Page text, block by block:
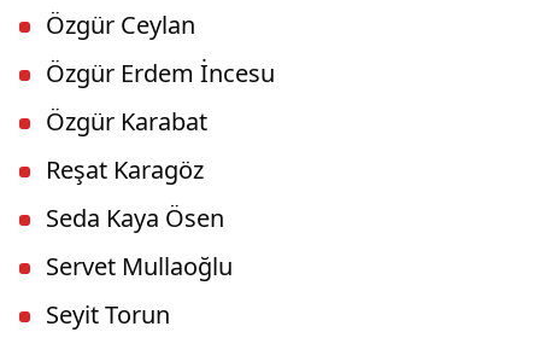
Özgür Ceylan
Özgür Erdem İncesu
Özgür Karabat
Reşat Karagöz
Seda Kaya Ösen
Servet Mullaoğlu
Seyit Torun